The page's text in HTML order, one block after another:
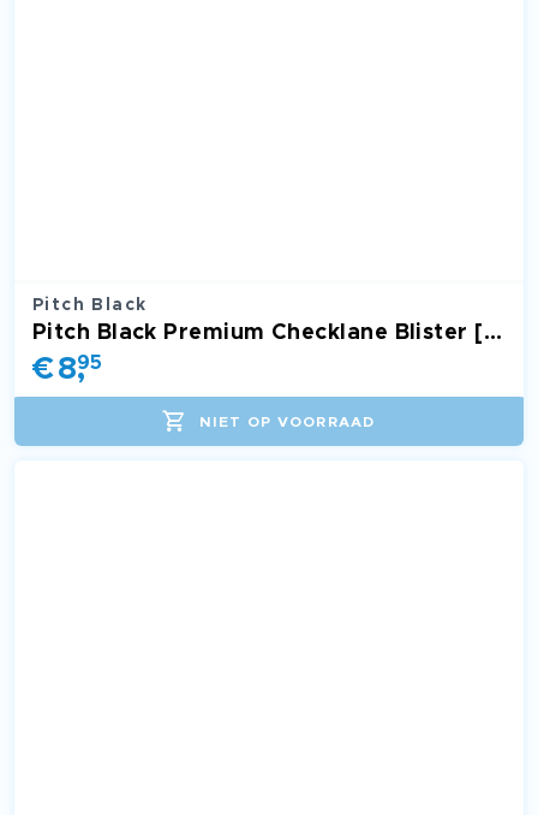
Pitch Black
Pitch Black Premium Checklane Blister [Gengar Line]
€8,
95
NIET OP VOORRAAD